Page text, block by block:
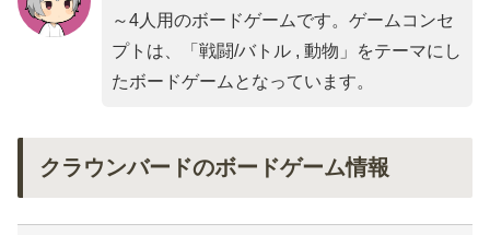
～4人用のボードゲームです。ゲームコンセ
プトは、「 戦闘/バトル , 動物 」をテーマにし
たボードゲームとなっています。
クラウンバードのボードゲーム情報